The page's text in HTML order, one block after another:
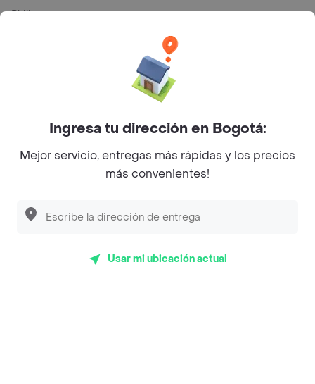
Philippe
Myriam Camhi Co
Magnifique
Empanaditas de Pipian - Empanadas
Desayunadero de la 42
Sopitas y Frijoladas
Ingresa tu dirección en Bogotá:
Mejor servicio, entregas más rápidas y los precios
más convenientes!
Usar mi ubicación actual